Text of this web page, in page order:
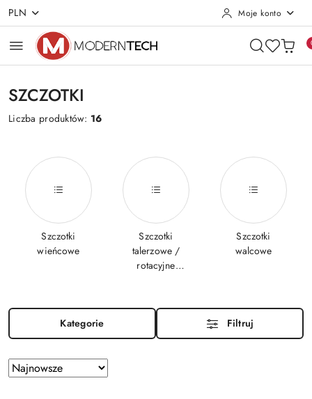
Przejdź do treści głównej
Przejdź do wyszukiwarki
Przejdź do moje konto
Przejdź do menu głównego
Przejdź do stopki
PLN Moje konto
SZCZOTKI
Liczba produktów: 16
Szczotki
wieńcowe
Szczotki
talerzowe /
rotacyjne
Szczotki
walcowe
Kategorie Filtruj
Zastosowano
sortowanie:
Sortuj
według